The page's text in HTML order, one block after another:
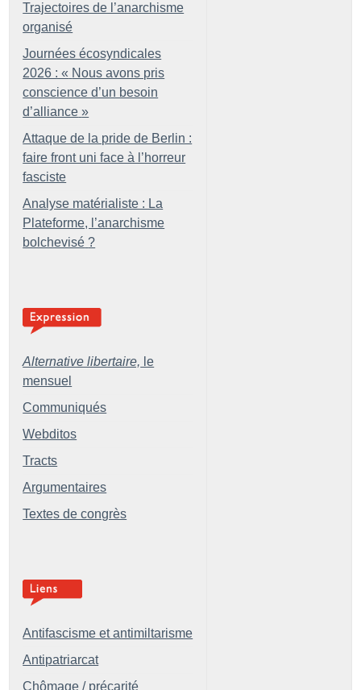
Trajectoires de l’anarchisme
organisé
Journées écosyndicales
2026 : « Nous avons pris
conscience d’un besoin
d’alliance »
Attaque de la pride de Berlin :
faire front uni face à l’horreur
fasciste
Analyse matérialiste : La
Plateforme, l’anarchisme
bolchevisé ?
Alternative libertaire, le
mensuel
Communiqués
Webditos
Tracts
Argumentaires
Textes de congrès
Antifascisme et antimiltarisme
Antipatriarcat
Chômage / précarité